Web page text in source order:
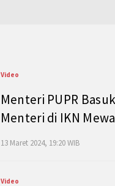
Video
Menteri PUPR
Menteri di IKN
13 Maret 2024, 19:20 WIB
Video